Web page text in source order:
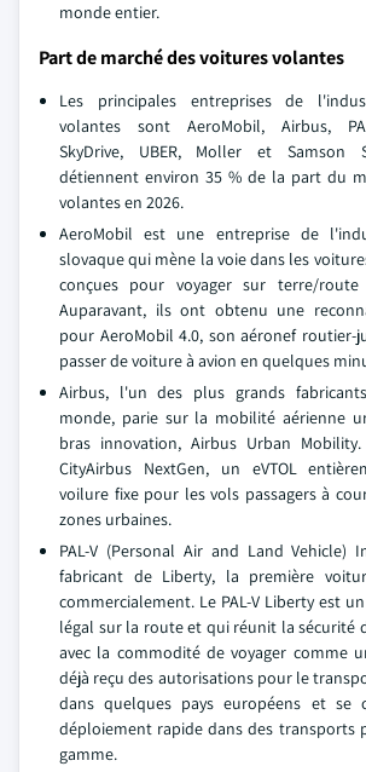
monde entier.
Part de marché des voitures volantes
Les principales entreprises de
volantes sont AeroMobil, Airbus,
SkyDrive, UBER, Moller et Samson
détiennent environ 35 % de la part du
volantes en 2026.
AeroMobil est une entreprise de
slovaque qui mène la voie dans les
conçues pour voyager sur terre/
Auparavant, ils ont obtenu une
pour AeroMobil 4.0, son aéronef
passer de voiture à avion en quelques
Airbus, l'un des plus grands
monde, parie sur la mobilité aérienne
bras innovation, Airbus Urban
CityAirbus NextGen, un eVTOL
voilure fixe pour les vols passagers à
zones urbaines.
PAL-V (Personal Air and Land Vehicle)
fabricant de Liberty, la première
commercialement. Le PAL-V Liberty est
légal sur la route et qui réunit la sécurité
avec la commodité de voyager comme
déjà reçu des autorisations pour le
dans quelques pays européens et se
déploiement rapide dans des transports
gamme.